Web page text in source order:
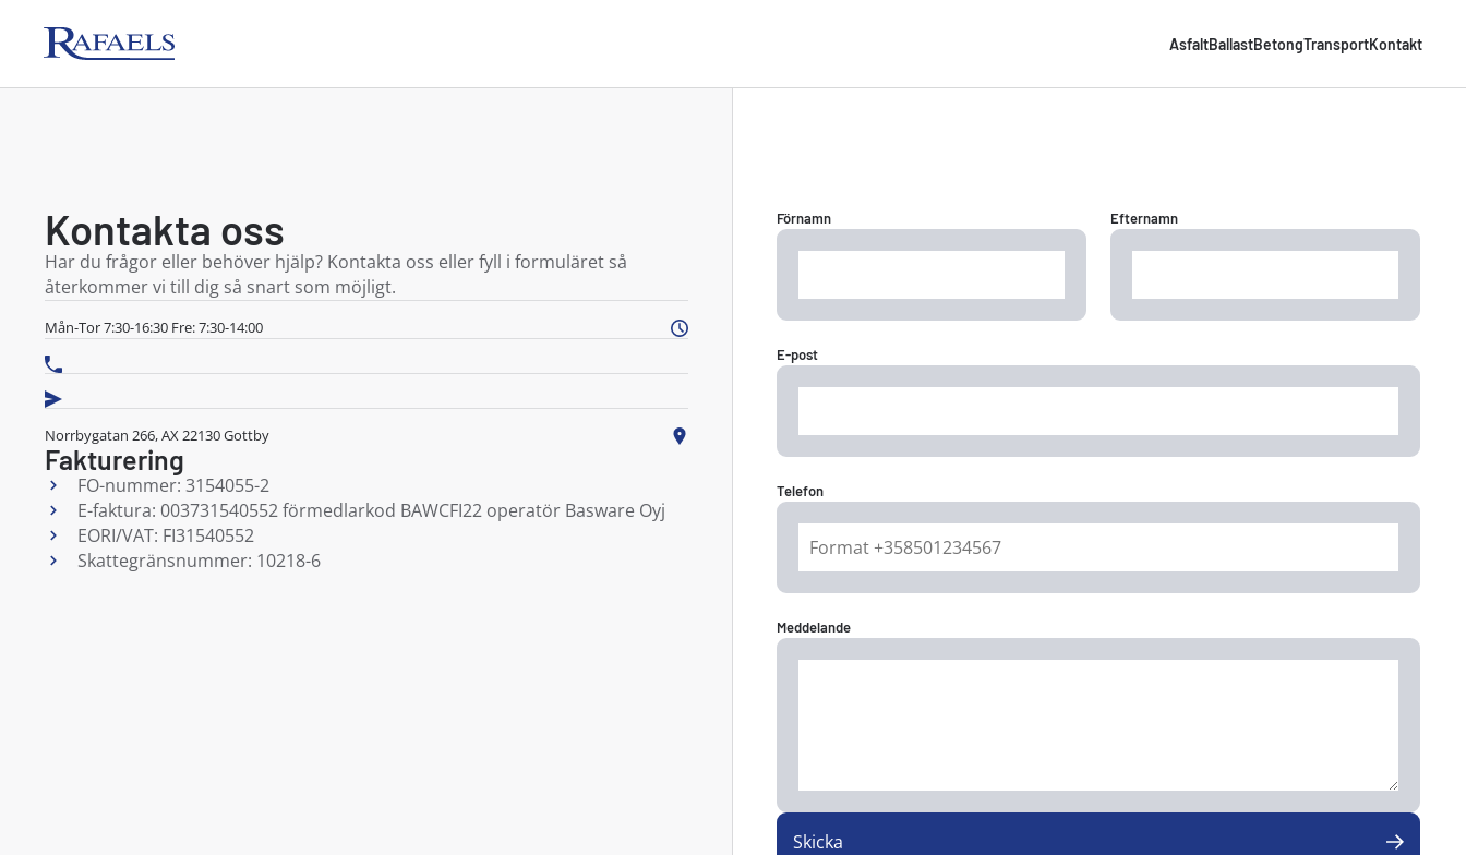
Ab Rafael
AsfaltBallastBetongTransportKontakt
Kontakta oss
Har du frågor eller behöver hjälp? Kontakta oss eller fyll i formuläret så
återkommer vi till dig så snart som möjligt.
Mån-Tor 7:30-16:30 Fre: 7:30-14:00
Norrbygatan 266, AX 22130 Gottby
Fakturering
FO-nummer: 3154055-2
E-faktura: 003731540552 förmedlarkod BAWCFI22 operatör Basware Oyj
EORI/VAT: FI31540552
Skattegränsnummer: 10218-6
Förnamn Efternamn
E-post
Telefon
Meddelande
Skicka